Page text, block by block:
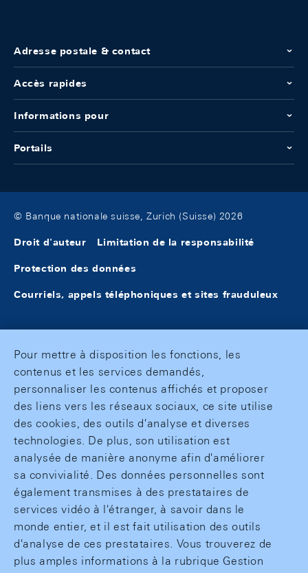
Adresse postale & contact
Accès rapides
Informations pour
Portails
© Banque nationale suisse, Zurich (Suisse) 2026
Droit d'auteur Limitation de la responsabilité
Protection des données
Courriels, appels téléphoniques et sites frauduleux
Pour mettre à disposition les fonctions, les
contenus et les services demandés,
personnaliser les contenus affichés et proposer
des liens vers les réseaux sociaux, ce site utilise
des cookies, des outils d'analyse et diverses
technologies. De plus, son utilisation est
analysée de manière anonyme afin d'améliorer
sa convivialité. Des données personnelles sont
également transmises à des prestataires de
services vidéo à l'étranger, à savoir dans le
monde entier, et il est fait utilisation des outils
d'analyse de ces prestataires. Vous trouverez de
plus amples informations à la rubrique Gestion